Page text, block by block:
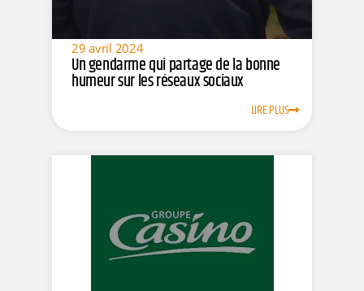
29 avril 2024
Un gendarme qui partage de la bonne
humeur sur les réseaux sociaux
LIRE PLUS